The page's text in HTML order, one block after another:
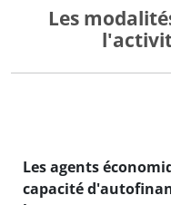
Les
Les agents
capacité